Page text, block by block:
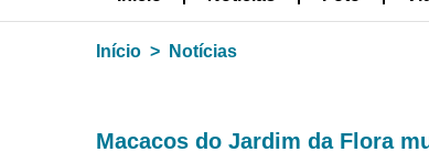
Início Notícias
Macacos do Jardim da Flora